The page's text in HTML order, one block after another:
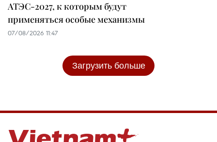
АТЭС-2027, к которым будут
применяться особые механизмы
07/08/2026 11:47
Загрузить больше